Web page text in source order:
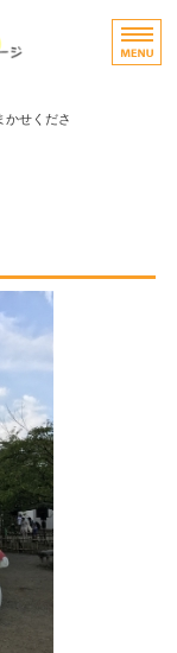
かせくださ